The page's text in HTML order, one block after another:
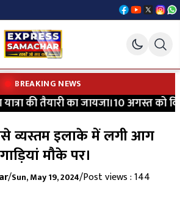
BREAKING NEWS
की तैयारी का जायजा।10 अगस्त को
व्यस्तम इलाके में लगी आग
मौके पर।
/Sun, May 19, 2024/Post views : 144